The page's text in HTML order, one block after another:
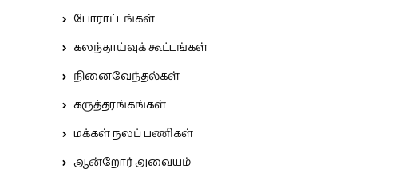
போராட்டங்கள்
கலந்தாய்வுக் கூட்டங்கள்
நினைவேந்தல்கள்
கருத்தரங்கங்கள்
மக்கள் நலப் பணிகள்
ஆன்றோர் அவையம்